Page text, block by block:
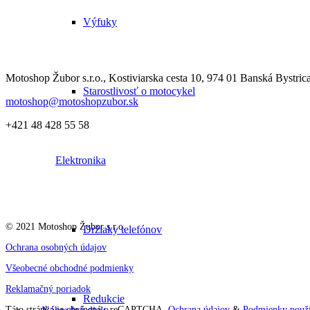
Výfuky
Starostlivosť o motocykel
Elektronika
Držiaky telefónov
Redukcie
Motoshop Žubor s.r.o., Kostiviarska cesta 10, 974 01 Banská Bystrica
motoshop@motoshopzubor.sk
+421 48 428 55 58
© 2021 Motoshop Žubor s.r.o.
Ochrana osobných údajov
Všeobecné obchodné podmienky
Reklamačný poriadok